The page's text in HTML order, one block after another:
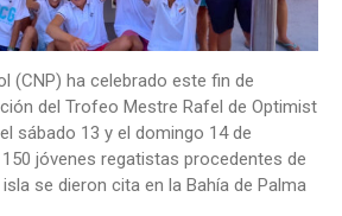
(CNP) ha celebrado este fin de
del Trofeo Mestre Rafel de Optimist
sábado 13 y el domingo 14 de
jóvenes regatistas procedentes de
se dieron cita en la Bahía de Palma